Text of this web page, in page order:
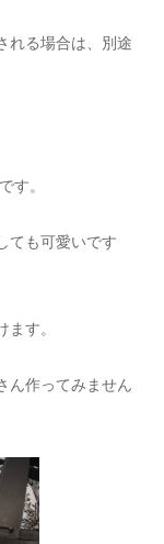
れる場合は、別途
す。
ても可愛いです
す。
ん作ってみません